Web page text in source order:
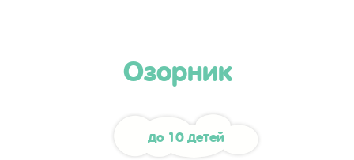
Озорник
до 10 детей